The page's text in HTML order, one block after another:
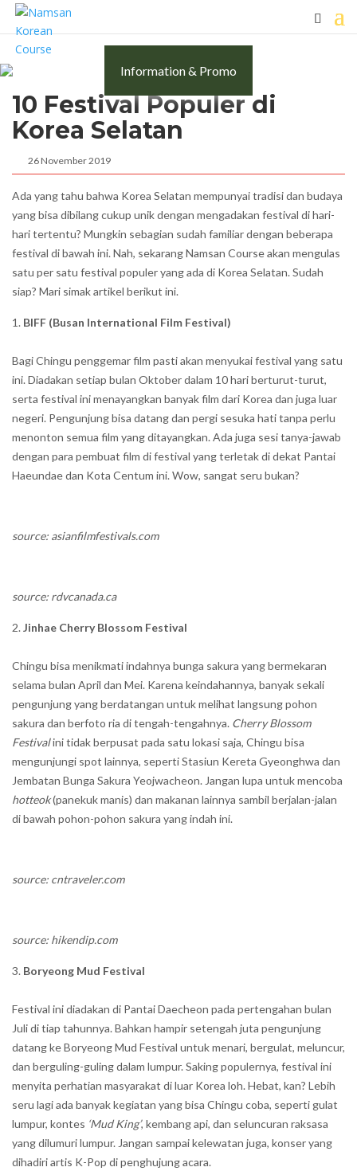
Information & Promo
10 Festival Populer di
Korea Selatan
26 November 2019
Ada yang tahu bahwa Korea Selatan mempunyai tradisi dan budaya
yang bisa dibilang cukup unik dengan mengadakan festival di hari-
hari tertentu? Mungkin sebagian sudah familiar dengan beberapa
festival di bawah ini. Nah, sekarang Namsan Course akan mengulas
satu per satu festival populer yang ada di Korea Selatan. Sudah
siap? Mari simak artikel berikut ini.
BIFF (Busan International Film Festival)
Bagi Chingu penggemar film pasti akan menyukai festival yang satu
ini. Diadakan setiap bulan Oktober dalam 10 hari berturut-turut,
serta festival ini menayangkan banyak film dari Korea dan juga luar
negeri. Pengunjung bisa datang dan pergi sesuka hati tanpa perlu
menonton semua film yang ditayangkan. Ada juga sesi tanya-jawab
dengan para pembuat film di festival yang terletak di dekat Pantai
Haeundae dan Kota Centum ini. Wow, sangat seru bukan?
source: asianfilmfestivals.com
source: rdvcanada.ca
Jinhae Cherry Blossom Festival
Chingu bisa menikmati indahnya bunga sakura yang bermekaran
selama bulan April dan Mei. Karena keindahannya, banyak sekali
pengunjung yang berdatangan untuk melihat langsung pohon
sakura dan berfoto ria di tengah-tengahnya. Cherry Blossom
Festivalini tidak berpusat pada satu lokasi saja, Chingu bisa
mengunjungi spot lainnya, seperti Stasiun Kereta Gyeonghwa dan
Jembatan Bunga Sakura Yeojwacheon. Jangan lupa untuk mencoba
hotteok(panekuk manis) dan makanan lainnya sambil berjalan-jalan
di bawah pohon-pohon sakura yang indah ini.
source: cntraveler.com
source: hikendip.com
Boryeong Mud Festival
Festival ini diadakan di Pantai Daecheon pada pertengahan bulan
Juli di tiap tahunnya. Bahkan hampir setengah juta pengunjung
datang ke Boryeong Mud Festival untuk menari, bergulat, meluncur,
dan berguling-guling dalam lumpur. Saking populernya, festival ini
menyita perhatian masyarakat di luar Korea loh. Hebat, kan? Lebih
seru lagi ada banyak kegiatan yang bisa Chingu coba, seperti gulat
lumpur, kontes ‘Mud King’, kembang api, dan seluncuran raksasa
yang dilumuri lumpur. Jangan sampai kelewatan juga, konser yang
dihadiri artis K-Pop di penghujung acara.